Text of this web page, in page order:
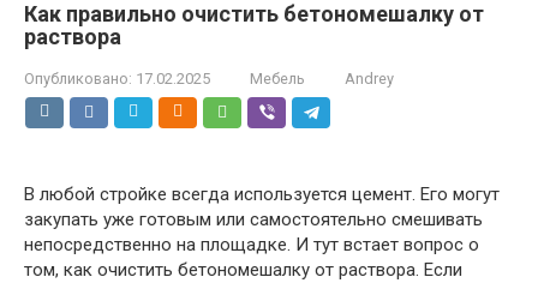
Как правильно очистить бетономешалку от
раствора
Опубликовано: 17.02.2025 Мебель Andrey
В любой стройке всегда используется цемент. Его могут
закупать уже готовым или самостоятельно смешивать
непосредственно на площадке. И тут встает вопрос о
том, как очистить бетономешалку от раствора. Если